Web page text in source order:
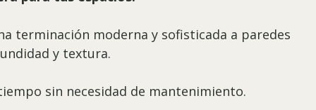
terminación moderna y sofisticada a paredes
y textura.
sin necesidad de mantenimiento.